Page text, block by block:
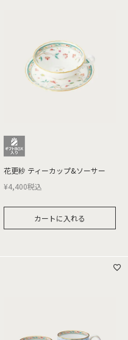
花更紗 ティーカップ&ソーサー
¥4,400税込
カートに入れる